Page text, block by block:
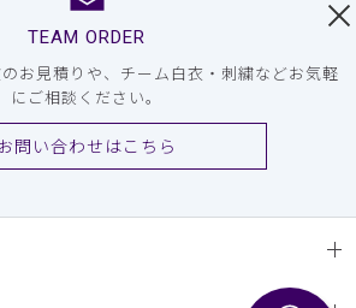
TEAM ORDER
お見積りや、チーム白衣・刺繍などお気軽
にご相談ください。
お問い合わせはこちら